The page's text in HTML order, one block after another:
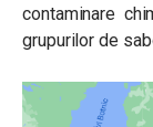
contaminare
grupurilor de